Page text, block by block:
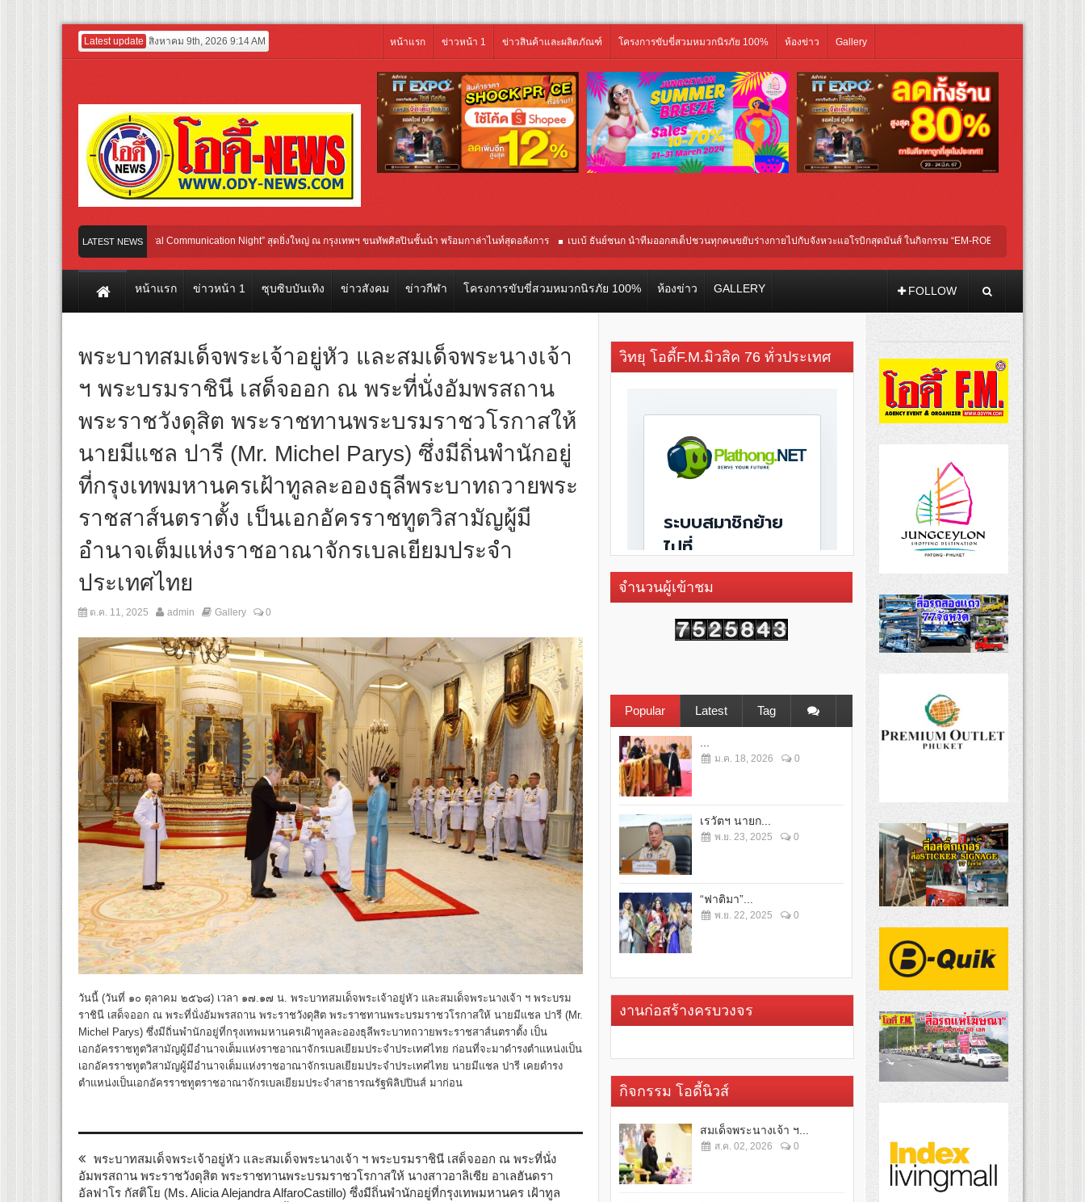
Latest update สิงหาคม 9th, 2026 9:14 AM หน้าแรก ข่าวหน้า 1 ข่าวสินค้าและผลิตภัณฑ์ โครงการขับขี่สวมหมวกนิรภัย 100% ห้องข่าว Gallery
LATEST NEWS
กับ “2026 Weibo Cultural Communication Night” สุดยิ่งใหญ่ ณ กรุงเทพฯ ขนทัพศิลปินชั้นนำ พร้อมกาล่าไนท์สุดอลังการ เบเบ้ ธันย์ชนก นำทีมออกสเต็ปชวนทุกคนขยับร่างกายไปกับจังหวะแอโรบิกสุดมันส์ ในกิจกรรม “EM-ROBIC DANCE FOR MOM
TransNusa Airlines เส้นทางจาการ์ตา-กรุงเทพฯ เสริม Air Connectivity ดึงนักท่องเที่ยวคุณภาพจากอินโดนีเซีย เริ่มเที่ยวแรกบินแรก 6 สิงหาคมนี้
หน้าแรก ข่าวหน้า 1 ซุบซิบบันเทิง ข่าวสังคม ข่าวกีฬา โครงการขับขี่สวมหมวกนิรภัย 100% ห้องข่าว GALLERY FOLLOW
พระบาทสมเด็จพระเจ้าอยู่หัว และสมเด็จพระนางเจ้า
ฯ พระบรมราชินี เสด็จออก ณ พระที่นั่งอัมพรสถาน
พระราชวังดุสิต พระราชทานพระบรมราชวโรกาสให้
นายมีแชล ปารี (Mr. Michel Parys) ซึ่งมีถิ่นพำนักอยู่
ที่กรุงเทพมหานครเฝ้าทูลละอองธุลีพระบาทถวายพระ
ราชสาส์นตราตั้ง เป็นเอกอัครราชทูตวิสามัญผู้มี
อำนาจเต็มแห่งราชอาณาจักรเบลเยียมประจำ
ประเทศไทย
ต.ค. 11, 2025 admin Gallery 0
วันนี้ (วันที่ ๑๐ ตุลาคม ๒๕๖๘) เวลา ๑๗.๑๗ น. พระบาทสมเด็จพระเจ้าอยู่หัว และสมเด็จพระนางเจ้า ฯ พระบรม
ราชินี เสด็จออก ณ พระที่นั่งอัมพรสถาน พระราชวังดุสิต พระราชทานพระบรมราชวโรกาสให้ นายมีแชล ปารี (Mr.
Michel Parys) ซึ่งมีถิ่นพำนักอยู่ที่กรุงเทพมหานครเฝ้าทูลละอองธุลีพระบาทถวายพระราชสาส์นตราตั้ง เป็น
เอกอัครราชทูตวิสามัญผู้มีอำนาจเต็มแห่งราชอาณาจักรเบลเยียมประจำประเทศไทย ก่อนที่จะมาดำรงตำแหน่งเป็น
เอกอัครราชทูตวิสามัญผู้มีอำนาจเต็มแห่งราชอาณาจักรเบลเยียมประจำประเทศไทย นายมีแชล ปารี เคยดำรง
ตำแหน่งเป็นเอกอัครราชทูตราชอาณาจักรเบลเยียมประจำสาธารณรัฐพิลิปปินส์ มาก่อน
พระบาทสมเด็จพระเจ้าอยู่หัว และสมเด็จพระนางเจ้า ฯ พระบรมราชินี เสด็จออก ณ พระที่นั่ง
อัมพรสถาน พระราชวังดุสิต พระราชทานพระบรมราชวโรกาสให้ นางสาวอาลิเซีย อาเลฮันดรา
อัลฟาโร กัสติโย (Ms. Alicia Alejandra AlfaroCastillo) ซึ่งมีถิ่นพำนักอยู่ที่กรุงเทพมหานคร เฝ้าทูล
วิทยุ โอดี้F.M.มิวสิค 76 ทั่วประเทศ
จำนวนผู้เข้าชม
Popular Latest Tag
ม.ค. 18, 2026 0
เรวัตฯ นายก...
พ.ย. 23, 2025 0
“ฟาติมา”...
พ.ย. 22, 2025 0
งานก่อสร้างครบวงจร
กิจกรรม โอดี้นิวส์
สมเด็จพระนางเจ้า ฯ...
ส.ค. 02, 2026 0